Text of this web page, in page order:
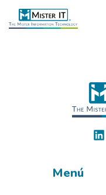
Menú